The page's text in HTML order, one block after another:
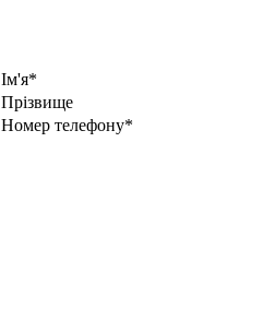
Ім'я*
Прiзвище
Номер телефону*